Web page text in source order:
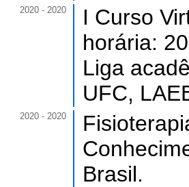
2020 - 2020
I Curso
horária:
Liga
UFC,
2020 - 2020
Brasil.